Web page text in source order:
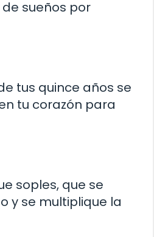
sueños por
tus quince años se
tu corazón para
soples, que se
y se multiplique la